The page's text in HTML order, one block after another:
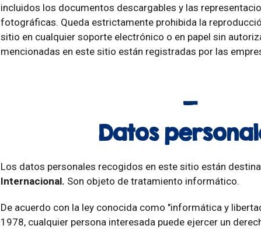
incluidos los documentos descargables y las
fotográficas. Queda estrictamente prohibida la
sitio en cualquier soporte electrónico o en papel sin
mencionadas en este sitio están registradas por las
Datos
Los datos personales recogidos en este sitio están
Internacional. Son objeto de tratamiento informático.
De acuerdo con la ley conocida como "informática y
1978, cualquier persona interesada puede ejercer un